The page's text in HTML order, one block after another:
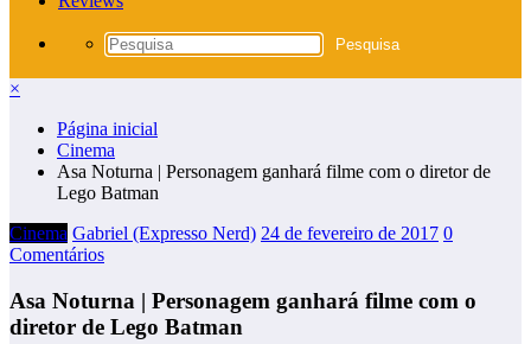
×
Página inicial
Cinema
Asa Noturna | Personagem ganhará filme com o diretor de
Lego Batman
Cinema Gabriel (Expresso Nerd) 24 de fevereiro de 2017 0
Comentários
Asa Noturna | Personagem ganhará filme com o
diretor de Lego Batman